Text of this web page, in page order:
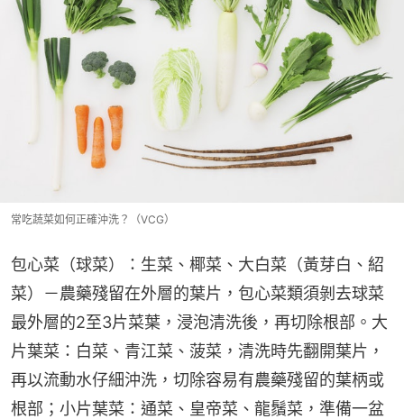
常吃蔬菜如何正確沖洗？（VCG）
包心菜（球菜）：生菜、椰菜、大白菜（黃芽白、紹
菜）－農藥殘留在外層的葉片，包心菜類須剝去球菜
最外層的2至3片菜葉，浸泡清洗後，再切除根部。大
片葉菜：白菜、青江菜、菠菜，清洗時先翻開葉片，
再以流動水仔細沖洗，切除容易有農藥殘留的葉柄或
根部；小片葉菜：通菜、皇帝菜、龍鬚菜，準備一盆